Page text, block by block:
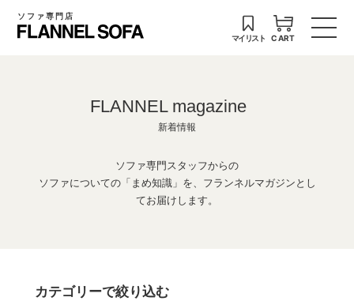
ソファ専門店
マイリスト CART
FLANNEL magazine
新着情報
ソファ専門スタッフからの
ソファについての「まめ知識」を、フランネルマガジンとし
てお届けします。
カテゴリーで絞り込む